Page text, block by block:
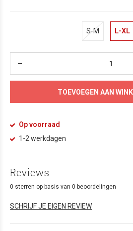
S-M L-XL
TOEVOEGEN AAN
Op voorraad
1-2 werkdagen
Reviews
0 sterren op basis van 0 beoordelingen
SCHRIJF JE EIGEN REVIEW